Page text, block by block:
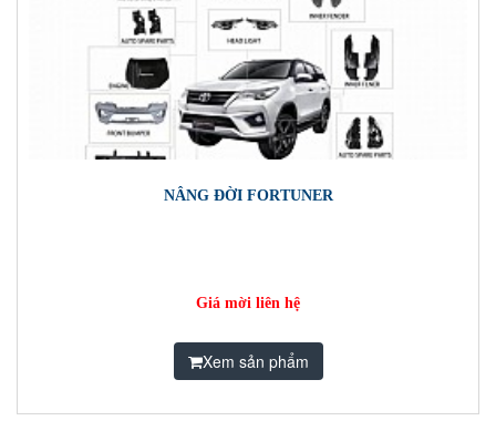
NÂNG ĐỜI FORTUNER
Giá mời liên hệ
Xem sản phẩm